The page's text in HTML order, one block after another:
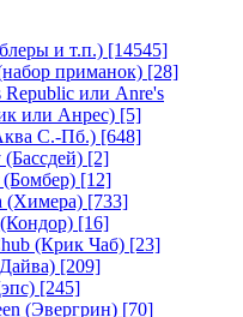
и т.п.) [14545]
приманок) [28]
или Anre's
или Анрес) [5]
С.-Пб.) [648]
[2]
[12]
(Химера) [733]
[16]
(Крик Чаб) [23]
[209]
[245]
(Эвергрин) [70]